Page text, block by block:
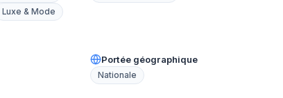
Luxe & Mode
Portée géographique
Nationale